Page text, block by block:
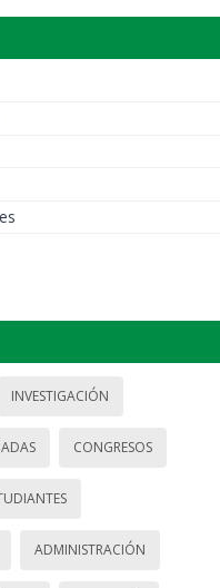
INVESTIGACIÓN
CONGRESOS
ADMINISTRACIÓN